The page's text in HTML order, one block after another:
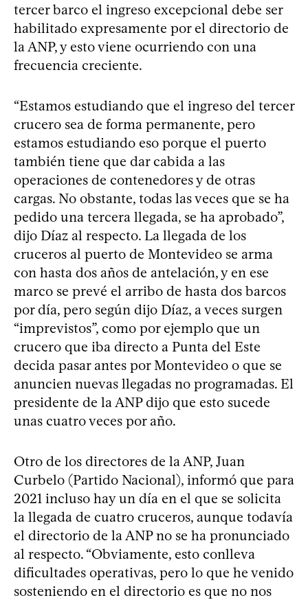
tercer barco el ingreso excepcional debe ser
habilitado expresamente por el directorio de
la ANP, y esto viene ocurriendo con una
frecuencia creciente.
“Estamos estudiando que el ingreso del tercer
crucero sea de forma permanente, pero
estamos estudiando eso porque el puerto
también tiene que dar cabida a las
operaciones de contenedores y de otras
cargas. No obstante, todas las veces que se ha
pedido una tercera llegada, se ha aprobado”,
dijo Díaz al respecto. La llegada de los
cruceros al puerto de Montevideo se arma
con hasta dos años de antelación, y en ese
marco se prevé el arribo de hasta dos barcos
por día, pero según dijo Díaz, a veces surgen
“imprevistos”, como por ejemplo que un
crucero que iba directo a Punta del Este
decida pasar antes por Montevideo o que se
anuncien nuevas llegadas no programadas. El
presidente de la ANP dijo que esto sucede
unas cuatro veces por año.
Otro de los directores de la ANP, Juan
Curbelo (Partido Nacional), informó que para
2021 incluso hay un día en el que se solicita
la llegada de cuatro cruceros, aunque todavía
el directorio de la ANP no se ha pronunciado
al respecto. “Obviamente, esto conlleva
dificultades operativas, pero lo que he venido
sosteniendo en el directorio es que no nos